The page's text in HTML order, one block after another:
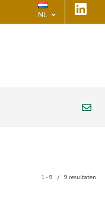
NL
1 - 9 / 9 resultaten